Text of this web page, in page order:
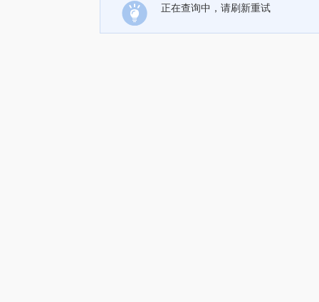
正在查询中，请刷新重试